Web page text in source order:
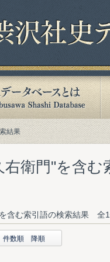
結果
右衛門"を含む
含む索引語の検索結果
件数順 降順